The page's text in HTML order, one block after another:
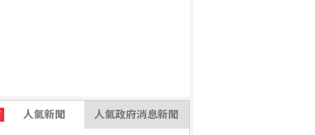
人氣新聞 人氣政府消息新聞